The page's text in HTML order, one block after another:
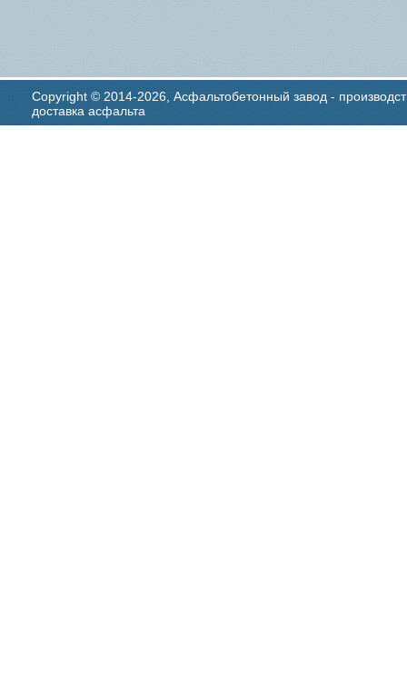
Copyright © 2014-2026, Асфальтобетонный завод -
доставка асфальта